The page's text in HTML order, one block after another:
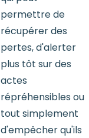
permettre de
récupérer des
pertes, d'alerter
plus tôt sur des
actes
répréhensibles ou
tout simplement
d'empêcher qu'ils